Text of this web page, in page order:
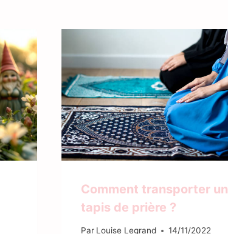
Comment transporter un
tapis de prière ?
Par Louise Legrand 14/11/2022